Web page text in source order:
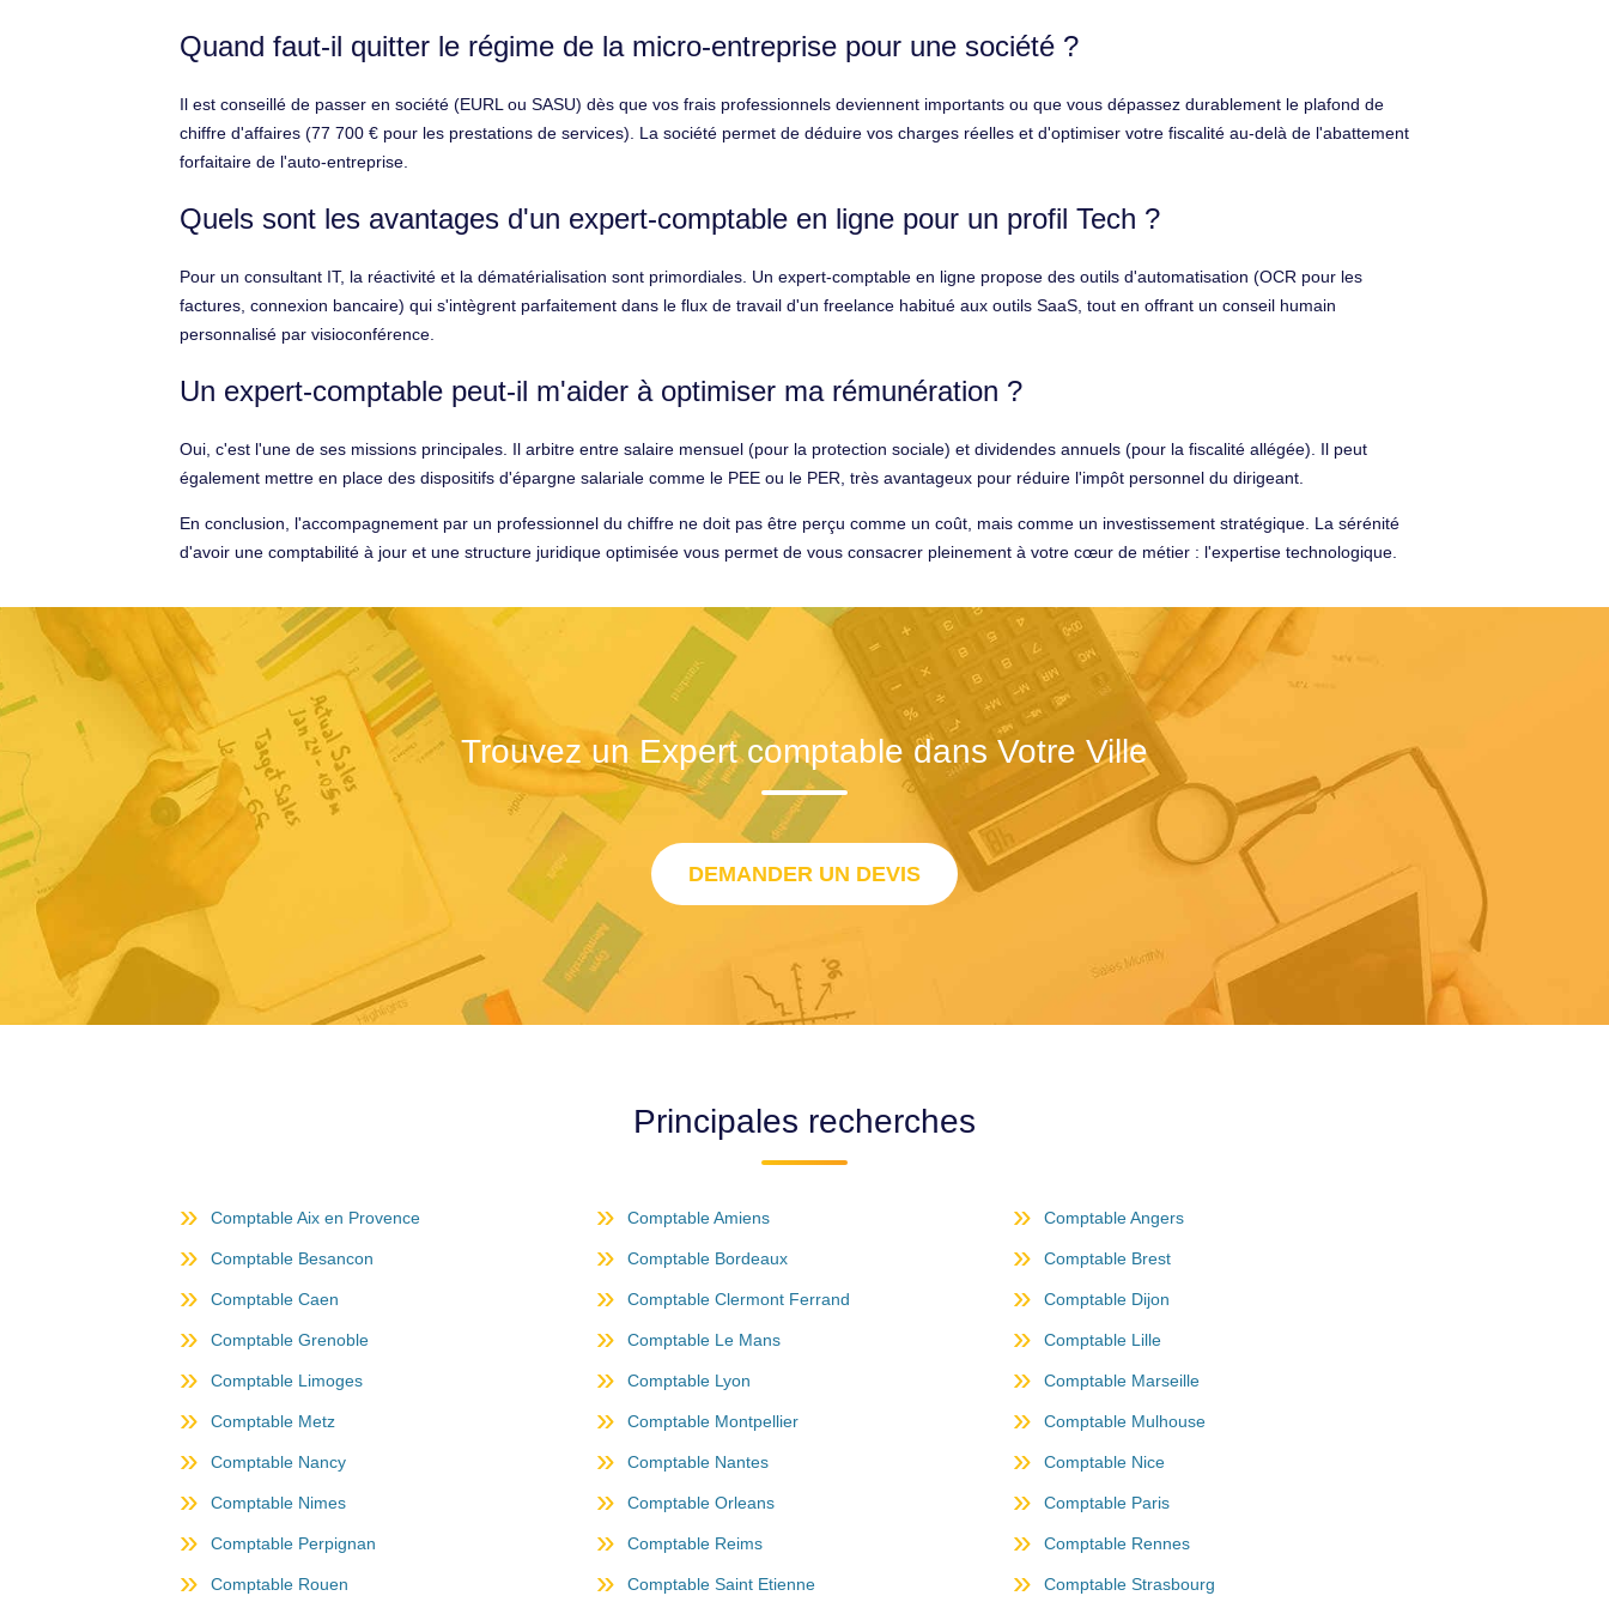
Quand faut-il quitter le régime de la micro-entreprise pour une société ?
Il est conseillé de passer en société (EURL ou SASU) dès que vos frais professionnels deviennent importants ou que vous dépassez durablement le plafond de
chiffre d'affaires (77 700 € pour les prestations de services). La société permet de déduire vos charges réelles et d'optimiser votre fiscalité au-delà de l'abattement
forfaitaire de l'auto-entreprise.
Quels sont les avantages d'un expert-comptable en ligne pour un profil Tech ?
Pour un consultant IT, la réactivité et la dématérialisation sont primordiales. Un expert-comptable en ligne propose des outils d'automatisation (OCR pour les
factures, connexion bancaire) qui s'intègrent parfaitement dans le flux de travail d'un freelance habitué aux outils SaaS, tout en offrant un conseil humain
personnalisé par visioconférence.
Un expert-comptable peut-il m'aider à optimiser ma rémunération ?
Oui, c'est l'une de ses missions principales. Il arbitre entre salaire mensuel (pour la protection sociale) et dividendes annuels (pour la fiscalité allégée). Il peut
également mettre en place des dispositifs d'épargne salariale comme le PEE ou le PER, très avantageux pour réduire l'impôt personnel du dirigeant.
En conclusion, l'accompagnement par un professionnel du chiffre ne doit pas être perçu comme un coût, mais comme un investissement stratégique. La sérénité
d'avoir une comptabilité à jour et une structure juridique optimisée vous permet de vous consacrer pleinement à votre cœur de métier : l'expertise technologique.
Trouvez un Expert comptable dans Votre Ville
DEMANDER UN DEVIS
Principales recherches
Comptable Aix en Provence Comptable Amiens Comptable Angers
Comptable Besancon Comptable Bordeaux Comptable Brest
Comptable Caen Comptable Clermont Ferrand Comptable Dijon
Comptable Grenoble Comptable Le Mans Comptable Lille
Comptable Limoges Comptable Lyon Comptable Marseille
Comptable Metz Comptable Montpellier Comptable Mulhouse
Comptable Nancy Comptable Nantes Comptable Nice
Comptable Nimes Comptable Orleans Comptable Paris
Comptable Perpignan Comptable Reims Comptable Rennes
Comptable Rouen Comptable Saint Etienne Comptable Strasbourg